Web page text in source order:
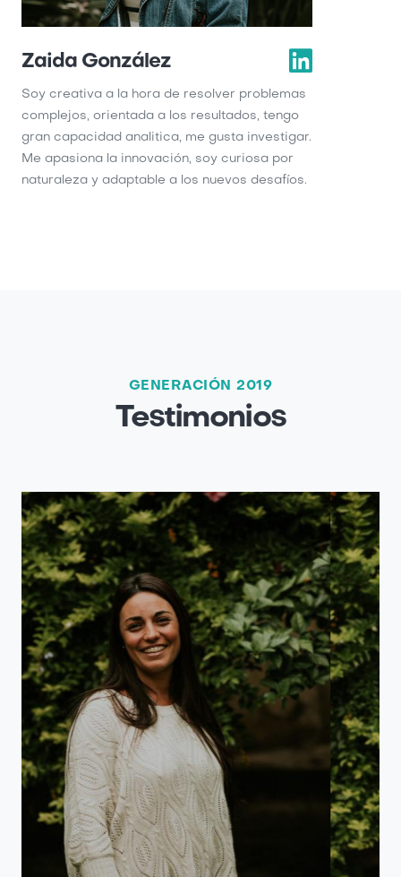
Zaida González
Soy creativa a la hora de resolver problemas
complejos, orientada a los resultados, tengo
gran capacidad analitica, me gusta investigar.
Me apasiona la innovación, soy curiosa por
naturaleza y adaptable a los nuevos desafíos.
GENERACIÓN 2019
Testimonios